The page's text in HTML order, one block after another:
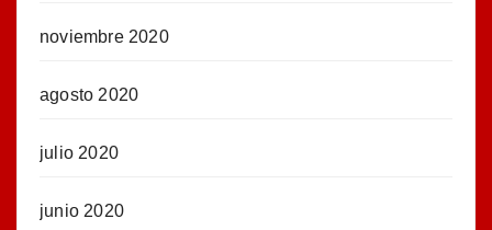
noviembre 2020
agosto 2020
julio 2020
junio 2020